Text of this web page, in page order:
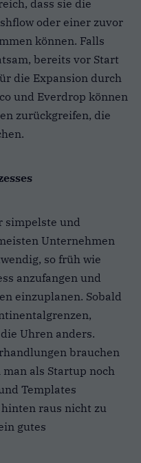
dass sie die
oder einer zuvor
können. Falls
bereits vor Start
die Expansion durch
und Everdrop können
zurückgreifen, die
simpelste und
Unternehmen
so früh wie
anzufangen und
einzuplanen. Sobald
Uhren anders.
brauchen
als Startup noch
Templates
raus nicht zu
gutes